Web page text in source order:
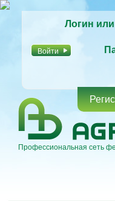
Логин или
Профессиональная сеть